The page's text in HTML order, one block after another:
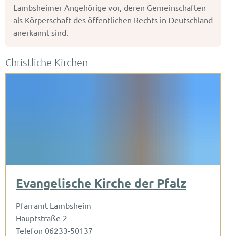
Lambsheimer Angehörige vor, deren Gemeinschaften
als Körperschaft des öffentlichen Rechts in Deutschland
anerkannt sind.
Christliche Kirchen
Evangelische Kirche der Pfalz
Pfarramt Lambsheim
Hauptstraße 2
Telefon 06233-50137